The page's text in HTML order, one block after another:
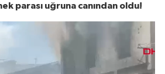
parası uğruna canından oldu!